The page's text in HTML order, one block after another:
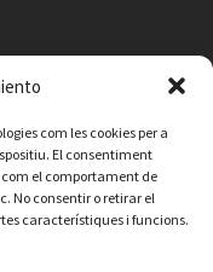
com les cookies per a
El consentiment
com el comportament de
No consentir o retirar el
característiques i funcions.